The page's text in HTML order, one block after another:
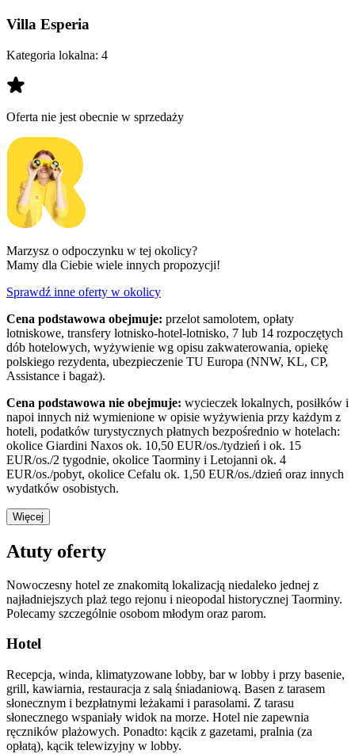
Villa Esperia
Kategoria lokalna: 4
Oferta nie jest obecnie w sprzedaży
Marzysz o odpoczynku w tej okolicy?
Mamy dla Ciebie wiele innych propozycji!
Sprawdź inne oferty w okolicy
Cena podstawowa obejmuje: przelot samolotem, opłaty
lotniskowe, transfery lotnisko-hotel-lotnisko, 7 lub 14 rozpoczętych
dób hotelowych, wyżywienie wg opisu zakwaterowania, opiekę
polskiego rezydenta, ubezpieczenie TU Europa (NNW, KL, CP,
Assistance i bagaż).
Cena podstawowa nie obejmuje: wycieczek lokalnych, posiłków i
napoi innych niż wymienione w opisie wyżywienia przy każdym z
hoteli, podatków turystycznych płatnych bezpośrednio w hotelach:
okolice Giardini Naxos ok. 10,50 EUR/os./tydzień i ok. 15
EUR/os./2 tygodnie, okolice Taorminy i Letojanni ok. 4
EUR/os./pobyt, okolice Cefalu ok. 1,50 EUR/os./dzień oraz innych
wydatków osobistych.
Więcej
Atuty oferty
Nowoczesny hotel ze znakomitą lokalizacją niedaleko jednej z
najładniejszych plaż tego rejonu i nieopodal historycznej Taorminy.
Polecamy szczególnie osobom młodym oraz parom.
Hotel
Recepcja, winda, klimatyzowane lobby, bar w lobby i przy basenie,
grill, kawiarnia, restauracja z salą śniadaniową. Basen z tarasem
słonecznym i bezpłatnymi leżakami i parasolami. Z tarasu
słonecznego wspaniały widok na morze. Hotel nie zapewnia
ręczników plażowych. Ponadto: kącik z gazetami, pralnia (za
opłatą), kącik telewizyjny w lobby.